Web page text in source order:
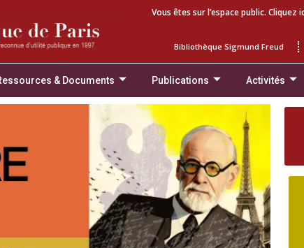
Vous êtes sur l’espace public.
Bibliothèque Sigmund Freud
& Documents Publications Activités